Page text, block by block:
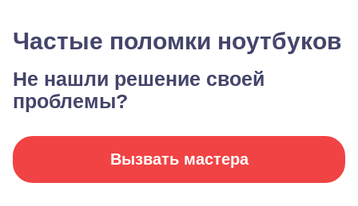
Частые поломки ноутбуков
Не нашли решение своей
проблемы?
Вызвать мастера